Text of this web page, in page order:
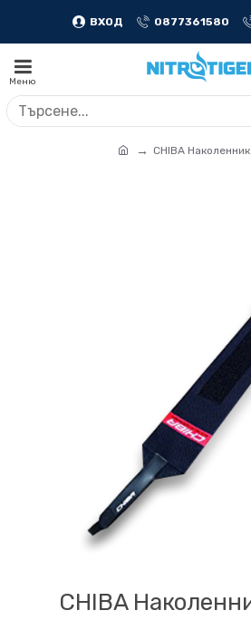
ВХОД 0877361580
CHIBA
CHIBA